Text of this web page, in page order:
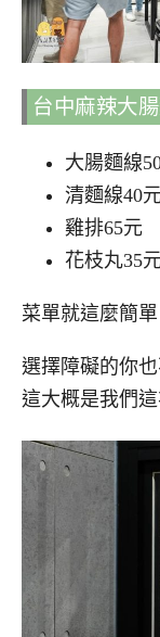
台中麻辣大
大腸麵線
清麵線40
雞排65元
花枝丸35
菜單就這麼簡單
選擇障礙的你
這大概是我們